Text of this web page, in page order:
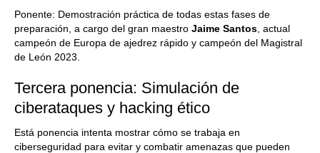
Ponente: Demostración práctica de todas estas fases de
preparación, a cargo del gran maestro Jaime Santos , actual
campeón de Europa de ajedrez rápido y campeón del Magistral
de León 2023.
Tercera ponencia: Simulación de
ciberataques y hacking ético
Está ponencia intenta mostrar cómo se trabaja en
ciberseguridad para evitar y combatir amenazas que pueden